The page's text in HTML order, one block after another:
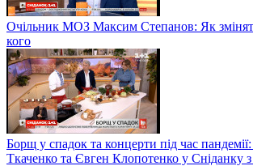
Очільник МОЗ Максим Степанов: Як
кого
Борщ у спадок та концерти під час
Ткаченко та Євген Клопотенко у Сніданку з